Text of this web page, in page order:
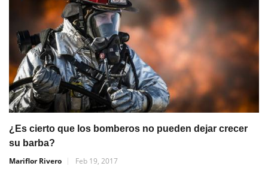
¿Es cierto que los bomberos no pueden dejar crecer
su barba?
Mariflor Rivero
Feb 19, 2017